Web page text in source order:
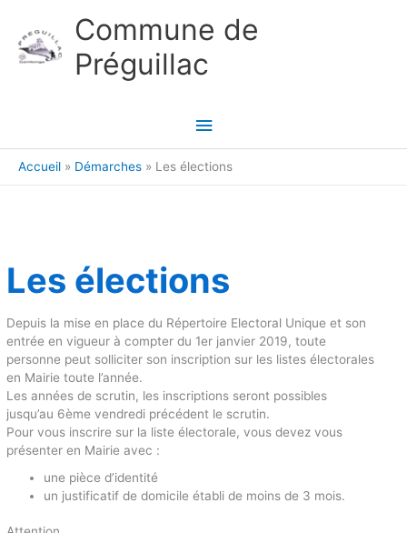
Commune de
Préguillac
Menu
principal
Accueil Démarches Les élections
Les élections
Depuis la mise en place du Répertoire Electoral Unique et son
entrée en vigueur à compter du 1er janvier 2019, toute
personne peut solliciter son inscription sur les listes électorales
en Mairie toute l’année.
Les années de scrutin, les inscriptions seront possibles
jusqu’au 6ème vendredi précédent le scrutin.
Pour vous inscrire sur la liste électorale, vous devez vous
présenter en Mairie avec :
une pièce d’identité
un justificatif de domicile établi de moins de 3 mois.